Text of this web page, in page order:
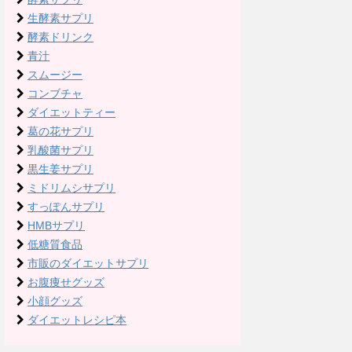
生酵素サプリ
酵素ドリンク
青汁
スムージー
コンブチャ
ダイエットティー
葛の花サプリ
乳酸菌サプリ
黒生姜サプリ
ミドリムシサプリ
すっぽんサプリ
HMBサプリ
低糖質食品
市販のダイエットサプリ
お腹痩せグッズ
小顔グッズ
ダイエットレシピ本